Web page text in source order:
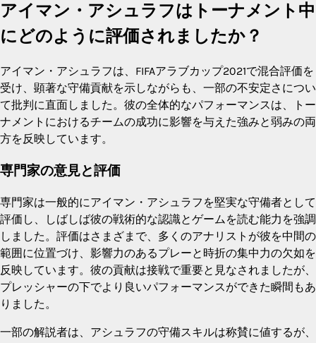
アイマン・アシュラフはトーナメント中
にどのように評価されましたか？
アイマン・アシュラフは、FIFAアラブカップ2021で混合評価を
受け、顕著な守備貢献を示しながらも、一部の不安定さについ
て批判に直面しました。彼の全体的なパフォーマンスは、トー
ナメントにおけるチームの成功に影響を与えた強みと弱みの両
方を反映しています。
専門家の意見と評価
専門家は一般的にアイマン・アシュラフを堅実な守備者として
評価し、しばしば彼の戦術的な認識とゲームを読む能力を強調
しました。評価はさまざまで、多くのアナリストが彼を中間の
範囲に位置づけ、影響力のあるプレーと時折の集中力の欠如を
反映しています。彼の貢献は接戦で重要と見なされましたが、
プレッシャーの下でより良いパフォーマンスができた瞬間もあ
りました。
一部の解説者は、アシュラフの守備スキルは称賛に値するが、